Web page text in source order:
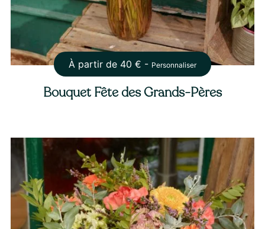
À partir de 40 € - Personnaliser
Bouquet Fête des Grands-Pères